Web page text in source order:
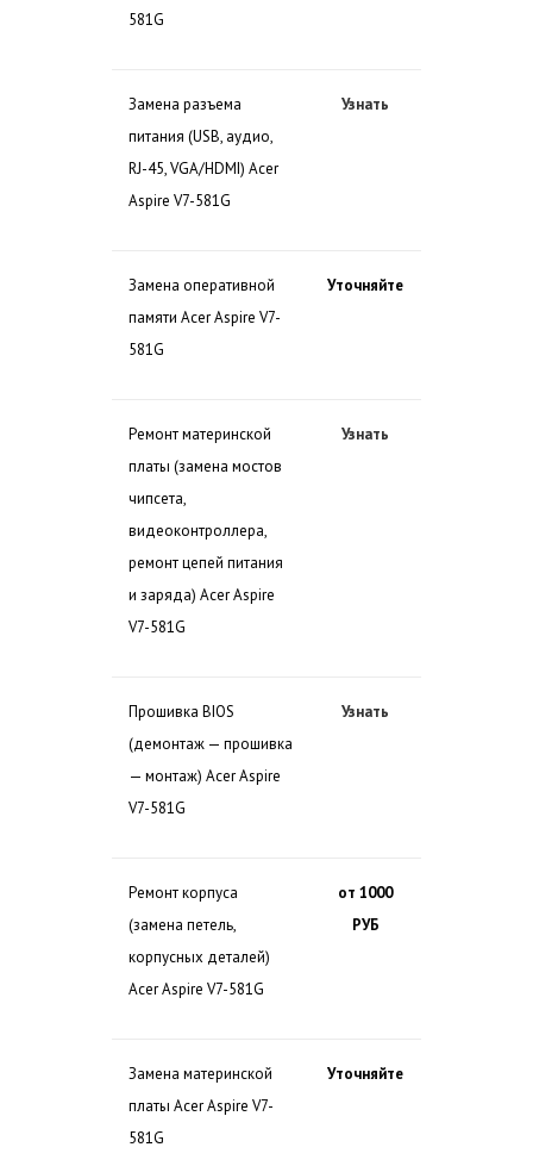
581G
Замена разъема
питания (USB, аудио,
RJ-45, VGA/HDMI) Acer
Aspire V7-581G
Узнать
Замена оперативной
памяти Acer Aspire V7-
581G
Уточняйте
Ремонт материнской
платы (замена мостов
чипсета,
видеоконтроллера,
ремонт цепей питания
и заряда) Acer Aspire
V7-581G
Узнать
Прошивка BIOS
(демонтаж — прошивка
— монтаж) Acer Aspire
V7-581G
Узнать
Ремонт корпуса
(замена петель,
корпусных деталей)
Acer Aspire V7-581G
от 1000
РУБ
Замена материнской
платы Acer Aspire V7-
581G
Уточняйте